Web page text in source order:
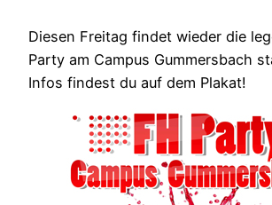
Diesen Freitag findet wieder die
Party am Campus Gummersbach
Infos findest du auf dem Plakat!